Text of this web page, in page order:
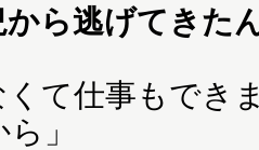
ら逃げてきた
くて仕事もでき
」